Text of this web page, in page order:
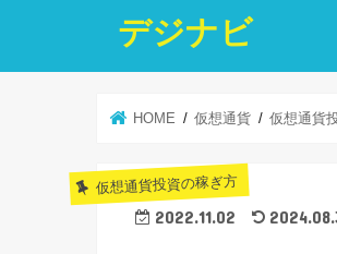
デジナビ
HOME 仮想通貨 仮想通貨
仮想通貨投資の稼ぎ方
2022.11.02